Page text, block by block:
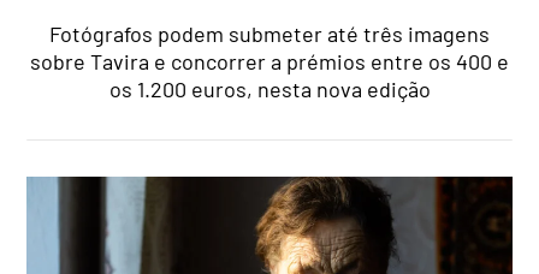
Fotógrafos podem submeter até três imagens
sobre Tavira e concorrer a prémios entre os 400 e
os 1.200 euros, nesta nova edição